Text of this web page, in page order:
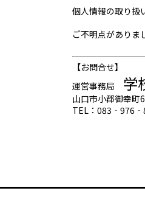
個人情報の取り扱
ご不明点がありま
【お問合せ】
運営事務局 学
山口市小郡御幸
TEL：